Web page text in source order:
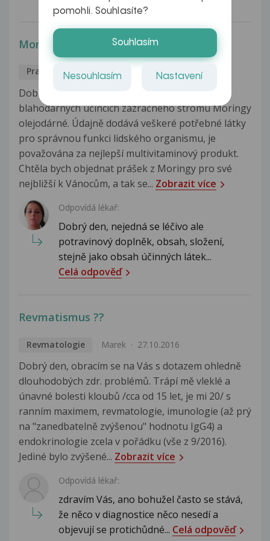
Moringa
Praktické lékařství Slávka 9.12.2016
Dobrý večer, slyšela jsem v rozhlase o
blahodárných účincích zázračného stromu Moringy
olejodárné. Údajně dodává veškeré potřebné látky
pro správnou funkci lidského organismu, je
považována za nejlepší multivitaminový produkt.
Chtěla bych objednat prášek z Moringy pro své
nejbližší k Vánocům, a tak se... Zobrazit více
Odpovídá lékař:
Dobrý den, nejedná se léčivo ale
potravinový doplněk, obsah, složení,
stejně jako obsah účinných látek...
Celá odpověď
Revmatismus ??
Revmatologie Marek 27.10.2016
Dobrý den, obracím se na Vás s dotazem ohledně
dlouhodobých zdr. problémů. Trápí mě vleklé a
únavné bolesti kloubů /cca od 15 let, je mi 20/ s
ranním maximem, revmatologie, imunologie (až prý
na "zanedbatelně zvýšenou" hodnotu IgG4) a
endokrinologie zcela v pořádku (vše z 9/2016).
Jediné bylo zvýšené... Zobrazit více
Odpovídá lékař:
zdravím Vás, ano bohužel často se stává,
že něco v diagnostice něco nesedí a
objevují se protichůdné... Celá odpověď
pomohli. Souhlasíte?
Souhlasím
Nesouhlasím Nastavení